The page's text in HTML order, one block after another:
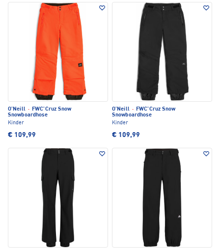
O'Neill · FWC'Cruz Snow
Snowboardhose
Kinder
€ 109,99
O'Neill · FWC'Cruz Snow
Snowboardhose
Kinder
€ 109,99